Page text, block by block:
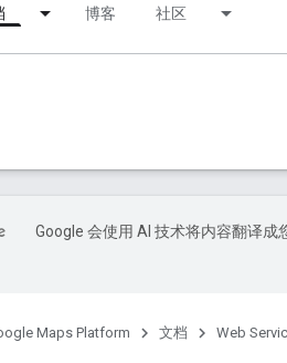
博客 社区
Google 会使用 AI 技术将内容翻译
Maps Platform 文档 Web